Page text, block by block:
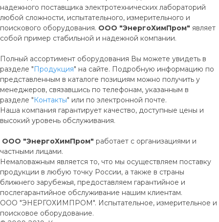
надежного поставщика электротехнических лабораторий
любой сложности, испытательного, измерительного и
поискового оборудования. ООО "ЭнергоХимПром" являет
собой пример стабильной и надежной компании.
Полный ассортимент оборудования Вы можете увидеть в
разделе "Продукция" на сайте. Подробную информацию по
представленным в каталоге позициям можно получить у
менеджеров, связавшись по телефонам, указанным в
разделе "Контакты" или по электронной почте.
Наша компания гарантирует качество, доступные цены и
высокий уровень обслуживания.
ООО "ЭнергоХимПром" работает с организациями и
частными лицами.
Немаловажным является то, что мы осуществляем поставку
продукции в любую точку России, а также в страны
ближнего зарубежья, предоставляем гарантийное и
послегарантийное обслуживание нашим клиентам.
ООО "ЭНЕРГОХИМПРОМ". Испытательное, измерительное и
поисковое оборудование.